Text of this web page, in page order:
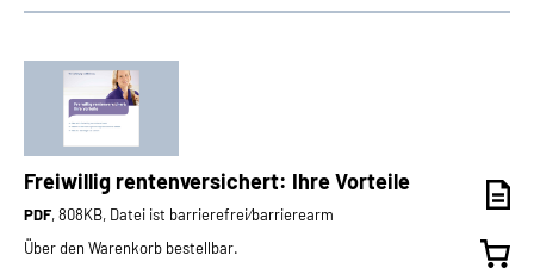
Freiwillig rentenversichert: Ihre Vorteile
PDF, 808KB, Datei ist barrierefrei⁄barrierearm
Über den Warenkorb bestellbar.